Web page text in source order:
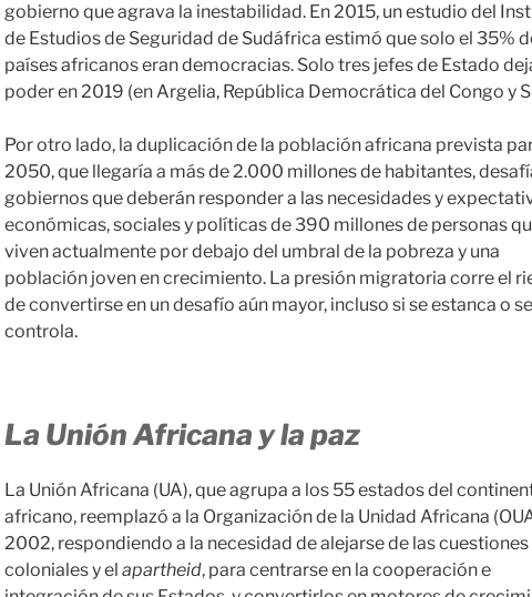
gobierno que agrava la inestabilidad. En 2015, un estudio del
de Estudios de Seguridad de Sudáfrica estimó que solo el 35%
países africanos eran democracias. Solo tres jefes de Estado
poder en 2019 (en Argelia, República Democrática del Congo y
Por otro lado, la duplicación de la población africana prevista
2050, que llegaría a más de 2.000 millones de habitantes,
gobiernos que deberán responder a las necesidades y
económicas, sociales y políticas de 390 millones de personas
viven actualmente por debajo del umbral de la pobreza y una
población joven en crecimiento. La presión migratoria corre el
de convertirse en un desafío aún mayor, incluso si se estanca o se
controla.
La Unión Africana y la paz
La Unión Africana (UA), que agrupa a los 55 estados del
africano, reemplazó a la Organización de la Unidad Africana
2002, respondiendo a la necesidad de alejarse de las cuestiones
coloniales y el apartheid, para centrarse en la cooperación e